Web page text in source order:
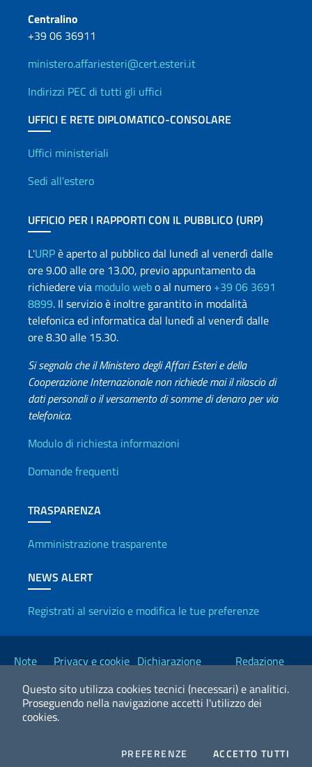
Questo sito utilizza cookies tecnici (necessari) e analitici.
Proseguendo nella navigazione accetti l'utilizzo dei
cookies.
PREFERENZE COOKIESACCETTO TUTTI
Centralino
+39 06 36911
ministero.affariesteri@cert.esteri.it
Indirizzi PEC di tutti gli uffici
UFFICI E RETE DIPLOMATICO-CONSOLARE
Uffici e Rete diplomatica
Uffici ministeriali
Sedi all'estero
UFFICIO PER I RAPPORTI CON IL PUBBLICO (URP)
L'URPè aperto al pubblico dal lunedì al venerdì dalle
ore 9.00 alle ore 13.00, previo appuntamento da
richiedere via modulo webo al numero +39 06 3691
8899. Il servizio è inoltre garantito in modalità
telefonica ed informatica dal lunedì al venerdì dalle
ore 8.30 alle 15.30.
Si segnala che il Ministero degli Affari Esteri e della
Cooperazione Internazionale non richiede mai il rilascio di
dati personali o il versamento di somme di denaro per via
telefonica.
Info utili
Modulo di richiesta informazioni
Domande frequenti
TRASPARENZA
Amministrazione trasparente
NEWS ALERT
Registrati al servizio e modifica le tue preferenze
Link Utili
Note
Privacy e cookie Dichiarazione
Redazione